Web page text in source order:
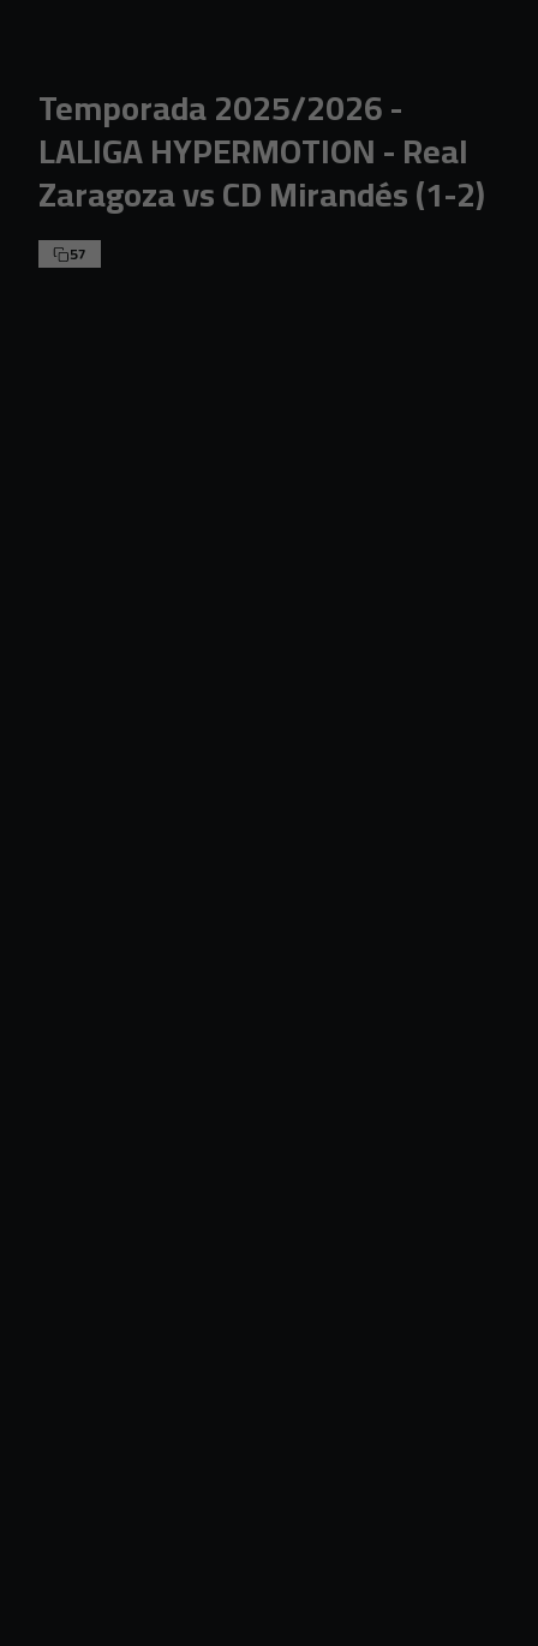
Temporada 2025/2026 -
LALIGA HYPERMOTION - Real
Zaragoza vs CD Mirandés (1-2)
57